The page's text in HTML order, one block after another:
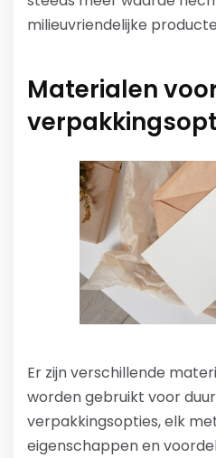
milieuvriendelijke
Materialen
Er zijn verschillende
worden gebruikt voor
verpakkingsopties, elk
eigenschappen en